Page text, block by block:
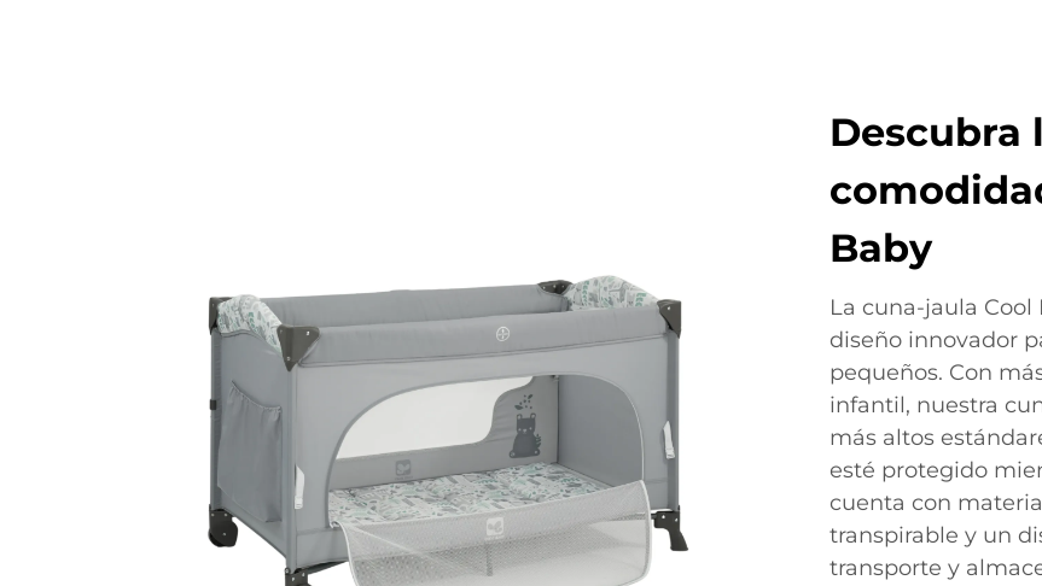
Descubra
Baby
La cuna-jaula
diseño innovador
pequeños. Con
infantil, nuestra
más altos
esté protegido
cuenta con
transpirable y un
transporte y